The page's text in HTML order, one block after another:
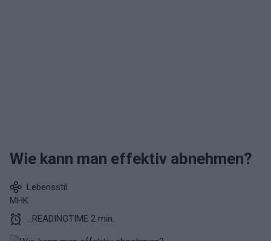
Wie kann man effektiv abnehmen?
Lebensstil
MHK
_READINGTIME 2 min.